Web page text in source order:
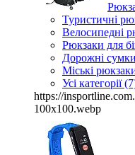
Туристичні
Велосипедні
Рюкзаки для
Дорожні сумки
Міські
Усі категорії
https://
100x100.webp